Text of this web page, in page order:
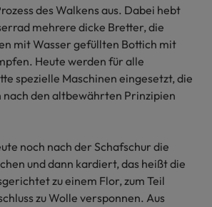
des Walkens aus. Dabei hebt
mehrere dicke Bretter, die
mit Wasser gefüllten Bottich mit
Heute werden für alle
spezielle Maschinen eingesetzt, die
den altbewährten Prinzipien
noch nach der Schafschur die
und dann kardiert, das heißt die
zu einem Flor, zum Teil
zu Wolle versponnen. Aus